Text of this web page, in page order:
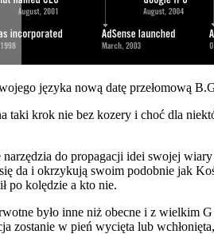
języka nową datę przełomową
taki krok nie bez kozery i choć dla
narzędzia do propagacji idei swojej
da i okrzykują swoim podobnie jak
po kolędzie a kto nie.
było inne niż obecne i z wielkim
zostanie w pień wycięta lub